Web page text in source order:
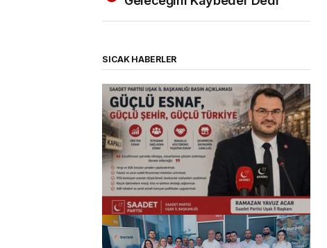
SICAK HABERLER
(başlıksız)
Alaattin Karahan tarafından 14/07/2026